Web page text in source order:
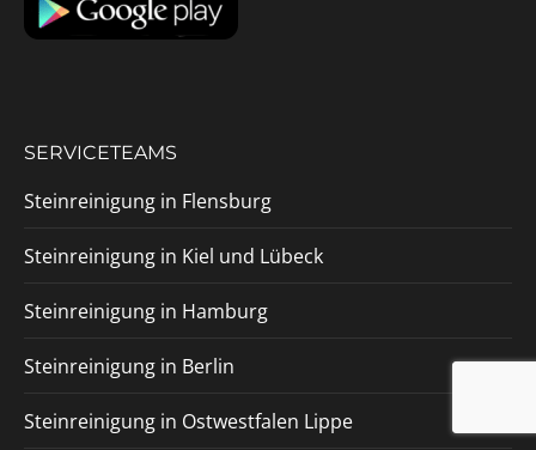
SERVICETEAMS
Steinreinigung in Flensburg
Steinreinigung in Kiel und Lübeck
Steinreinigung in Hamburg
Steinreinigung in Berlin
Steinreinigung in Ostwestfalen Lippe